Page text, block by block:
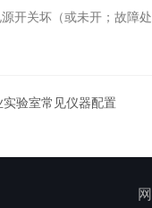
开关坏（或未开；故障
验室常见仪器配置